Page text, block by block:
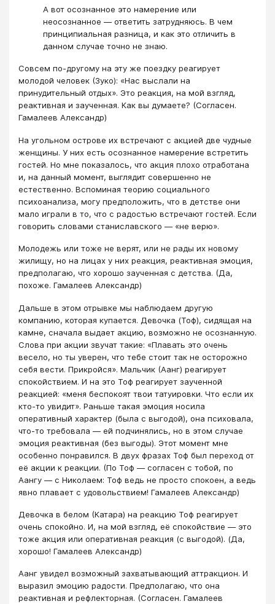
А вот осознанное это намерение или
неосознанное — ответить затрудняюсь. В чем
принципиальная разница, и как это отличить в
данном случае точно не знаю.
Совсем по-другому на эту же поездку реагирует
молодой человек (Зуко): «Нас выслали на
принудительный отдых». Это реакция, на мой взгляд,
реактивная и заученная. Как вы думаете? (Согласен.
Гамалеев Александр)
На угольном острове их встречают с акцией две чудные
женщины. У них есть осознанное намерение встретить
гостей. Но мне показалось, что акция плохо отработана
и, на данный момент, выглядит совершенно не
естественно. Вспоминая теорию социального
психоанализа, могу предположить, что в детстве они
мало играли в то, что с радостью встречают гостей. Если
говорить словами станиславского — «не верю».
Молодежь или тоже не верят, или не рады их новому
жилищу, но на лицах у них реакция, реактивная эмоция,
предполагаю, что хорошо заученная с детства. (Да,
похоже. Гамалеев Александр)
Дальше в этом отрывке мы наблюдаем другую
компанию, которая купается. Девочка (Тоф), сидящая на
камне, сначала выдает акцию, возможно не осознанную.
Слова при акции звучат такие: «Плавать это очень
весело, но ты уверен, что тебе стоит так не осторожно
себя вести. Прикройся». Мальчик (Аанг) реагирует
спокойствием. И на это Тоф реагирует заученной
реакцией: «меня беспокоят твои татуировки. Что если их
кто-то увидит». Раньше такая эмоция носила
оперативный характер (была с выгодой), она психовала,
что-то требовала — ей подчинялись, но в этом случае
эмоция реактивная (без выгоды). Этот момент мне
особенно понравился. В двух фразах Тоф был переход от
её акции к реакции. (По Тоф — согласен с тобой, по
Аангу — с Николаем: Тоф ведь не просто спокоен, а ведь
явно плавает с удовольствием! Гамалеев Александр)
Девочка в белом (Катара) на реакцию Тоф реагирует
очень спокойно. И, на мой взгляд, её спокойствие — это
тоже акция или оперативная реакция (с выгодой). (Да,
хорошо! Гамалеев Александр)
Аанг увидел возможный захватывающий аттракцион. И
выразил эмоцию радости. Предполагаю, что она
реактивная и рефлекторная. (Согласен. Гамалеев